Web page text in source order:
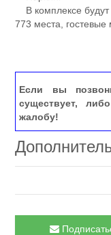
В комплексе будут
773 места, гостевые
Если вы
существует,
жалобу!